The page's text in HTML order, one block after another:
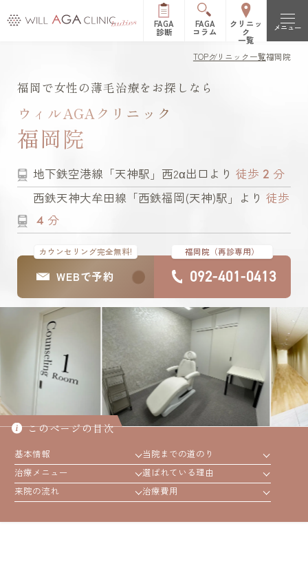
FAGA
診断
FAGA
コラム
クリニッ
ク
一覧
メニュー
FPHLとは（女性の薄毛）
LHDV頭皮注入治療
es women リッチディオーラム
リジュビナートリファ
円形脱毛症治療 オルミエント治療薬®
改善症例
料金表
クリニック一覧
新宿院 池袋院
表参道院 銀座院
立川院 町田院
横浜院 大宮院
札幌院
仙台院
名古屋院 大阪梅田院
神戸三宮院 福岡院
年代別お悩みガイド
FAGAコラム
FAGAセルフチェック診断
治療の流れ
ドクター紹介
TOPクリニック一覧福岡院
福岡で女性の薄毛治療をお探しなら
ウィルAGAクリニック
福岡院
地下鉄空港線「天神駅」西2α出口より 徒歩 2 分
西鉄天神大牟田線「西鉄福岡(天神)駅」より 徒歩
4 分
カウンセリング完全無料!
WEBで予約
福岡院（再診専用）
092-401-0413
このページの目次
基本情報
当院までの道のり
治療メニュー
選ばれている理由
来院の流れ
治療費用